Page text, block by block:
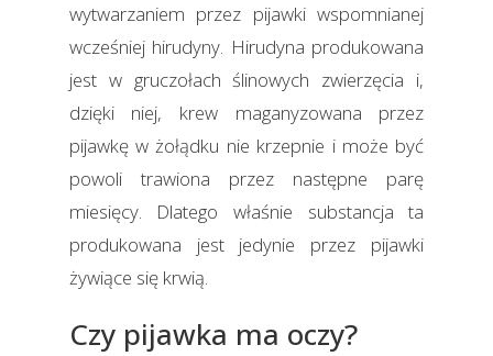
wytwarzaniem przez pijawki wspomnianej
wcześniej hirudyny. Hirudyna produkowana
jest w gruczołach ślinowych zwierzęcia i,
dzięki niej, krew maganyzowana przez
pijawkę w żołądku nie krzepnie i może być
powoli trawiona przez następne parę
miesięcy. Dlatego właśnie substancja ta
produkowana jest jedynie przez pijawki
żywiące się krwią.
Czy pijawka ma oczy?